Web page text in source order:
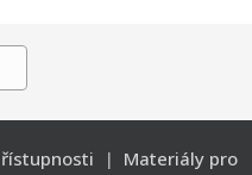
| Materiály pro